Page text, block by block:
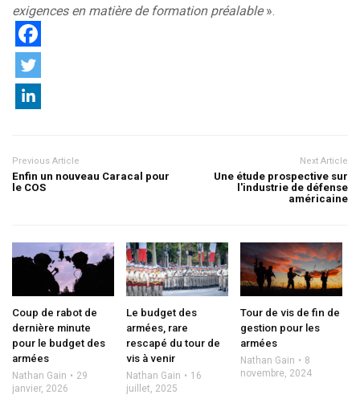
exigences en matière de formation préalable».
Previous Article
Enfin un nouveau Caracal pour
le COS
Next Article
Une étude prospective sur
l'industrie de défense
américaine
Coup de rabot de
dernière minute
pour le budget des
armées
Nathan Gain
29
janvier, 2026
Le budget des
armées, rare
rescapé du tour de
vis à venir
Nathan Gain
16
juillet, 2025
Tour de vis de fin de
gestion pour les
armées
Nathan Gain
8
novembre, 2024